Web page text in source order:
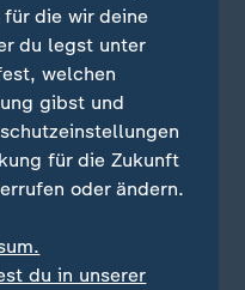
auf, lies Sporting
erhöhte kurze Zeit
zum 1:0, Serhou
segelte durch den
Der deutsche
rein und drückte
(68.).
die wir deine
du legst unter
welchen
gibst und
für die Zukunft
oder ändern.
du in unserer